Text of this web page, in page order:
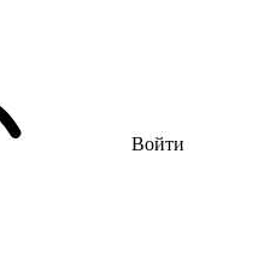
Войти